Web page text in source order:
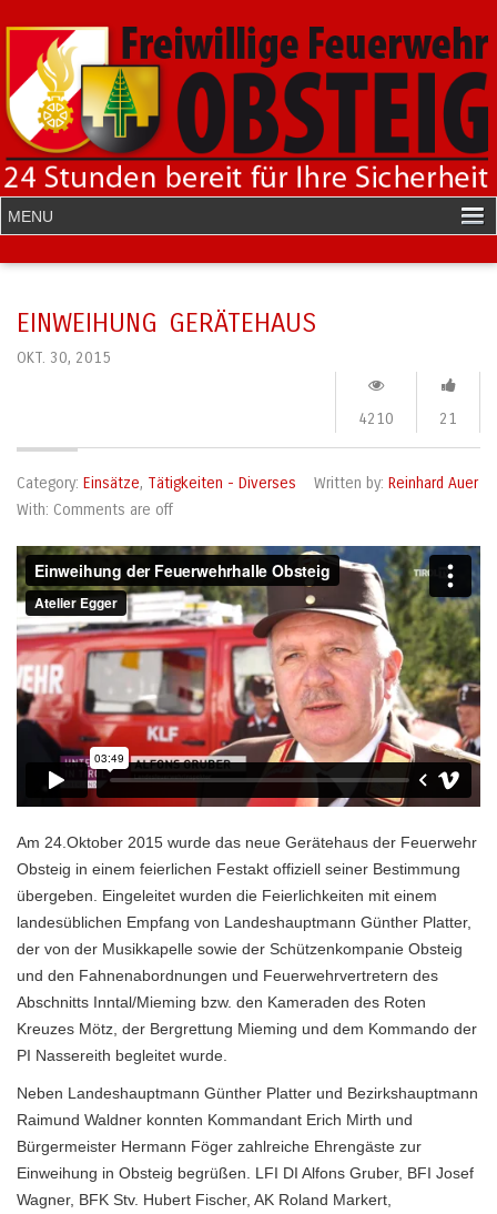
EINWEIHUNG GERÄTEHAUS
OKT. 30, 2015
21
4210
Category: Einsätze, Tätigkeiten - Diverses Written by: Reinhard Auer
With: Comments are off
Am 24.Oktober 2015 wurde das neue Gerätehaus der Feuerwehr
Obsteig in einem feierlichen Festakt offiziell seiner Bestimmung
übergeben. Eingeleitet wurden die Feierlichkeiten mit einem
landesüblichen Empfang von Landeshauptmann Günther Platter,
der von der Musikkapelle sowie der Schützenkompanie Obsteig
und den Fahnenabordnungen und Feuerwehrvertretern des
Abschnitts Inntal/Mieming bzw. den Kameraden des Roten
Kreuzes Mötz, der Bergrettung Mieming und dem Kommando der
PI Nassereith begleitet wurde.
Neben Landeshauptmann Günther Platter und Bezirkshauptmann
Raimund Waldner konnten Kommandant Erich Mirth und
Bürgermeister Hermann Föger zahlreiche Ehrengäste zur
Einweihung in Obsteig begrüßen. LFI DI Alfons Gruber, BFI Josef
Wagner, BFK Stv. Hubert Fischer, AK Roland Markert,